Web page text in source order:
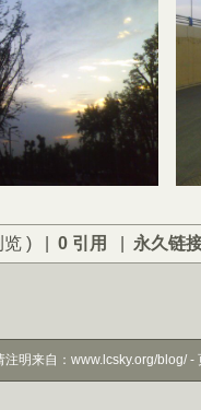
览 ) | 0 引用 | 永久链
注明来自：www.lcsky.org/blog/